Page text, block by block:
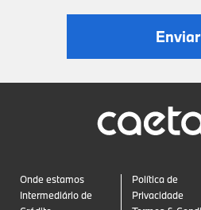
Onde estamos
Intermediário de
Política de
Privacidade